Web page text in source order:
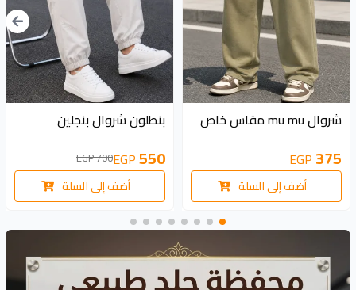
شروال mu mu مقاس خاص
375
EGP
أضف إلى السلة
150 EGP
بنطلون شروال بنجلين
550
EGP
700 EGP
أضف إلى السلة